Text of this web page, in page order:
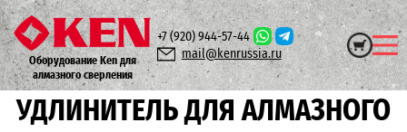
Оборудование Ken для
алмазного сверления
+7 (920)944-57-44
mail@kenrussia.ru
УДЛИНИТЕЛЬ ДЛЯ АЛМАЗНОГО